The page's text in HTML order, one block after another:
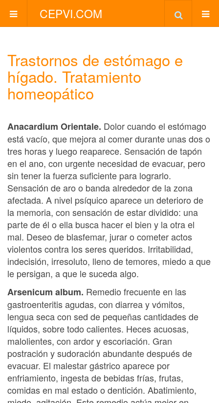
CEPVI.COM
Trastornos de estómago e
hígado. Tratamiento
homeopático
Anacardium Orientale. Dolor cuando el estómago
está vacío, que mejora al comer durante unas dos o
tres horas y luego reaparece. Sensación de tapón
en el ano, con urgente necesidad de evacuar, pero
sin tener la fuerza suficiente para lograrlo.
Sensación de aro o banda alrededor de la zona
afectada. A nivel psíquico aparece un deterioro de
la memoria, con sensación de estar dividido: una
parte de él o ella busca hacer el bien y la otra el
mal. Deseo de blasfemar, jurar o cometer actos
violentos contra los seres queridos. Irritabilidad,
indecisión, irresoluto, lleno de temores, miedo a que
le persigan, a que le suceda algo.
Arsenicum album. Remedio frecuente en las
gastroenteritis agudas, con diarrea y vómitos,
lengua seca con sed de pequeñas cantidades de
líquidos, sobre todo calientes. Heces acuosas,
malolientes, con ardor y escoriación. Gran
postración y sudoración abundante después de
evacuar. El malestar gástrico aparece por
enfriamiento, ingesta de bebidas frías, frutas,
comidas en mal estado o dentición. Abatimiento,